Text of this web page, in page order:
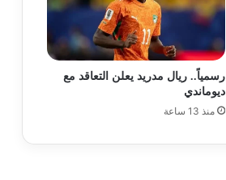
رسمياً.. ريال مدريد يعلن التعاقد مع
ديوماندي
منذ 13 ساعة